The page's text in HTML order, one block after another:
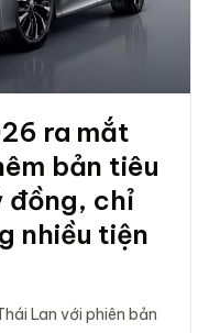
ra mắt
bản tiêu
đồng, chỉ
nhiều tiện
Lan với phiên bản